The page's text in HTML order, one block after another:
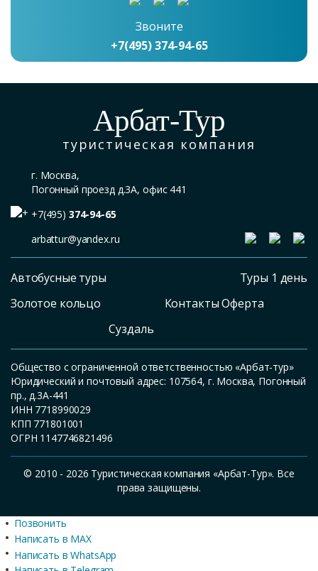
Звоните
+7(495) 374-94-65
Арбат-Тур
туристическая компания
г. Москва,
Погонный проезд д.3А, офис 441
+7(495) 374-94-65
arbattur@yandex.ru
Автобусные туры
Золотое кольцо
Суздаль
Туры 1 день
Контакты Оферта
Общество с ограниченной ответственностью «Арбат-тур»
Юридический и почтовый адрес: 107564, г. Москва, Погонный
пр., д.3А-441
ИНН 7718990029
КПП 771801001
ОГРН 1147746821496
© 2010 - 2026 Туристическая компания «Арбат-Тур». Все
права защищены.
Позвонить
Написать в MAX
Написать в WhatsApp